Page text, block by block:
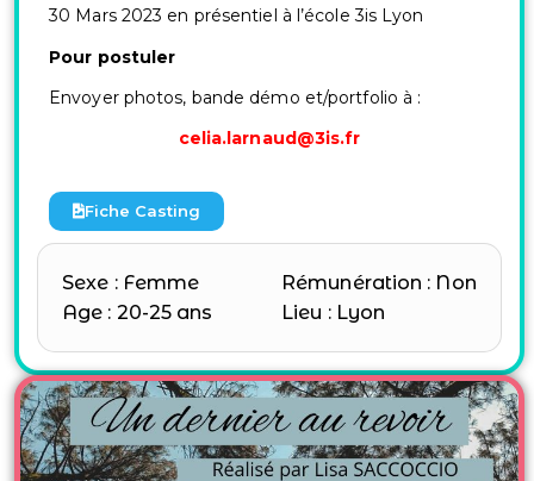
30 Mars 2023 en présentiel à l’école 3is Lyon
Pour postuler
Envoyer photos, bande démo et/portfolio à :
celia.larnaud@3is.fr
Fiche Casting
Sexe : Femme
Age : 20-25 ans
Rémunération : Non
Lieu : Lyon